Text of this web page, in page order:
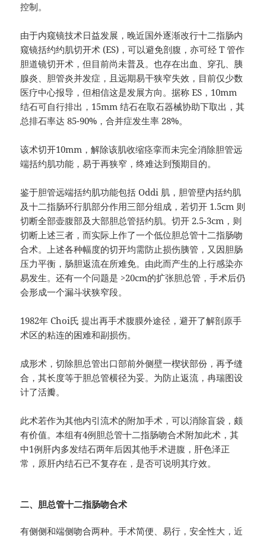
控制。
由于内窥镜技术日益发展，晚近国外逐渐改行十二指肠内
窥镜括约约肌切开术 (ES)，可以避免剖腹，亦可经 T 管作
胆道镜切开术，但目前尚未普及。也存在出血、穿孔、胰
腺炎、胆管炎并发症，且远期易干狭窄失效，目前仅少数
医疗中心报导，但相信这是发展方向。据称 ES，10mm
结石可自行排出，15mm 结石在取石器械协助下取出，其
总排石率达 85-90%，合并症发生率 28%。
该术切开10mm，解除该肌收缩痉挛而未完全消除胆管远
端括约肌功能，易于再狭窄，终难达到预期目的。
鉴于胆管远端括约肌功能包括 Oddi 肌，胆管壁内括约肌
及十二指肠环行肌部分作用三部分组成，若切开 1.5cm 则
切断全部壶腹部及大部胆总管括约肌。切开 2.5-3cm，则
切断上述三者，而实际上作了一个低位胆总管十二指肠吻
合术。上述各种幅度的切开均需防止损伤胰管，又因胆肠
压力平衡，肠胆返流在所难免。由此而产生的上行感染亦
易发生。还有一个问题是 >20cm的扩张胆总管，手术后仍
会形成一个漏斗状狭窄段。
1982年 Choi氏 提出再手术腹膜外途径，避开了解剖原手
术区的粘连的困难和副损伤。
成形术，切除胆总管出口部前外侧壁一楔状部份，再予缝
合，其长度等于胆总管横径为妥。为防止返流，冉瑞图设
计了活瓣。
此术若作为其他内引流术的附加手术，可以消除盲袋，颇
有价值。本组有4例胆总管十二指肠吻合术附加此术，其
中1例肝内多发结石两年后因其他手术进腹，肝色泽正
常，原肝内结石已不复存在，是否可说明其疗效。
二、胆总管十二指肠吻合术
有侧侧和端侧吻合两种。手术简便、易行，安全性大，近